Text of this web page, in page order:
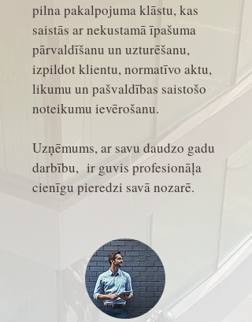
pilna pakalpojuma klāstu, kas
saistās ar nekustamā īpašuma
pārvaldīšanu un uzturēšanu,
izpildot klientu, normatīvo aktu,
likumu un pašvaldības saistošo
noteikumu ievērošanu.
Uzņēmums, ar savu daudzo gadu
darbību, ir guvis profesionāļa
cienīgu pieredzi savā nozarē.